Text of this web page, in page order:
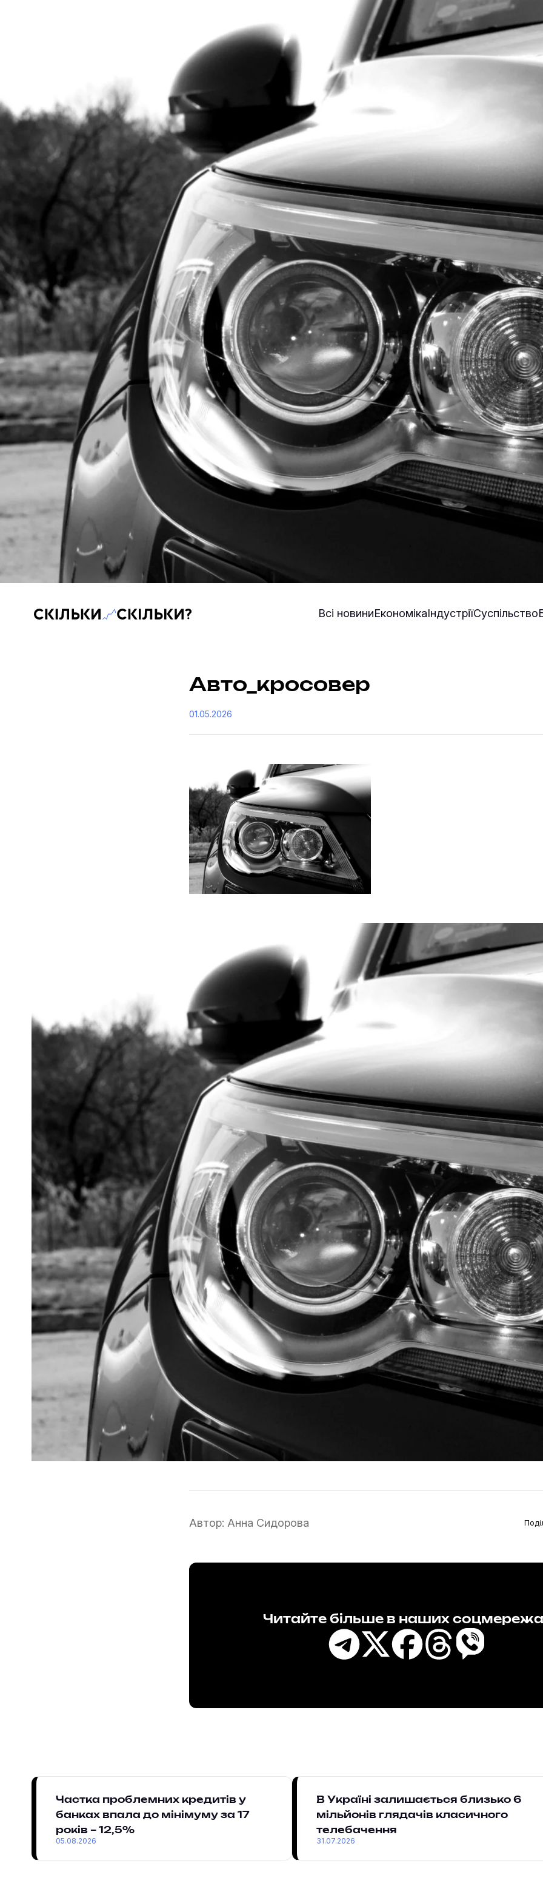
Скільки-скільки? — Медіа про суспільні дані Всі новиниЕкономікаІндустріїСуспільство
Авто_кросовер
01.05.2026
Автор: Анна Сидорова
Читайте більше в наших
Частка проблемних кредитів у
банках впала до мінімуму за 17
років – 12,5%
05.08.2026
В Україні залишається близько 6
мільйонів глядачів класичного
телебачення
31.07.2026